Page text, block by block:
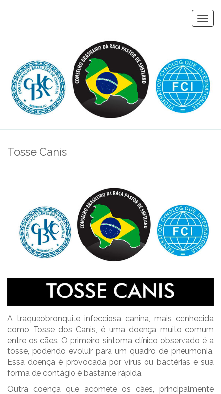
Tosse Canis
A traqueobronquite infecciosa canina, mais conhecida
como Tosse dos Canis, é uma doença muito comum
entre os cães. O primeiro sintoma clínico observado é a
tosse, podendo evoluir para um quadro de pneumonia.
Essa doença é provocada por vírus ou bactérias e sua
forma de contágio é bastante rápida.
Outra doença que acomete os cães, principalmente